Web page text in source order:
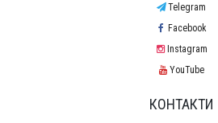
Telegram
Facebook
Instagram
YouTube
КОНТАКТИ